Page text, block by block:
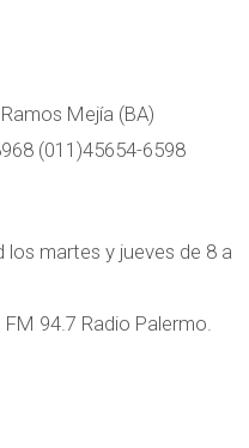
Mejía (BA)
(011)45654-6598
martes y jueves de 8 a
94.7 Radio Palermo.